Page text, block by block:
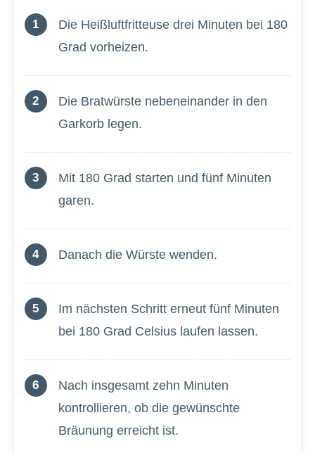
Die Heißluftfritteuse drei Minuten bei 180
Grad vorheizen.
Die Bratwürste nebeneinander in den
Garkorb legen.
Mit 180 Grad starten und fünf Minuten
garen.
Danach die Würste wenden.
Im nächsten Schritt erneut fünf Minuten
bei 180 Grad Celsius laufen lassen.
Nach insgesamt zehn Minuten
kontrollieren, ob die gewünschte
Bräunung erreicht ist.